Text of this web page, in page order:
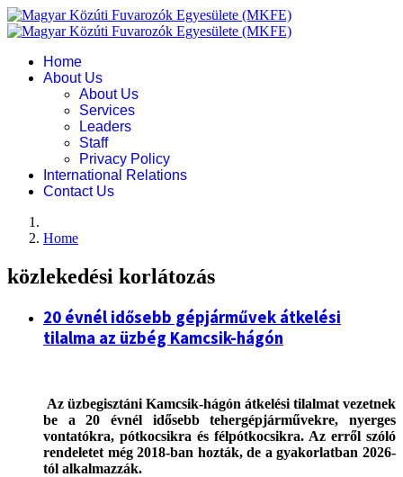
Home
About Us
About Us
Services
Leaders
Staff
Privacy Policy
International Relations
Contact Us
Home
közlekedési korlátozás
20 évnél idősebb gépjárművek átkelési
tilalma az üzbég Kamcsik-hágón
Az üzbegisztáni Kamcsik-hágón átkelési tilalmat vezetnek
be a 20 évnél idősebb tehergépjárművekre, nyerges
vontatókra, pótkocsikra és félpótkocsikra. Az erről szóló
rendeletet még 2018-ban hozták, de a gyakorlatban 2026-
tól alkalmazzák.